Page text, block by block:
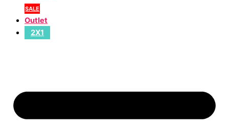
SALE
Outlet
2X1